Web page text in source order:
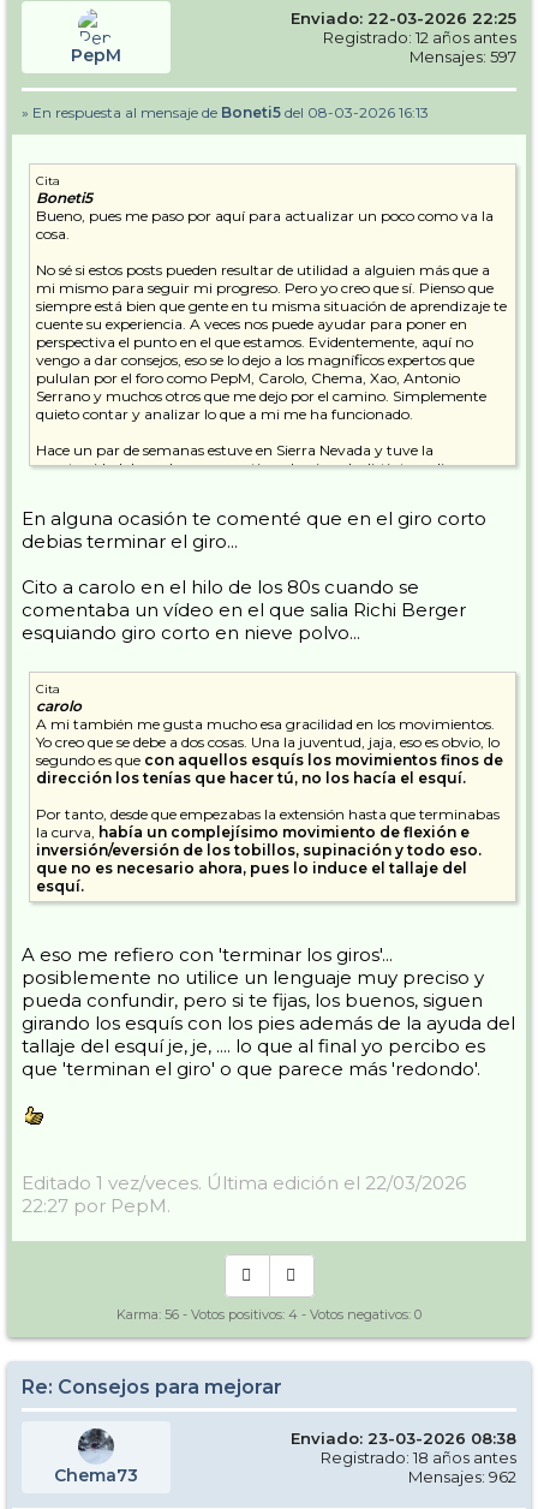
cadencia de giro más elevada y las transiciones más cortas, tengo
menos tiempo para pensar tanto antes del giro como durante.
En el giro: he de seguir trabajando la independencia de piernas.
Aunque he conseguido un mejor y mayor apoyo sobre el exterior,
me sigue costando acortar el interior y tener una mayor angulación
Y finalmente, ¿Qué es lo que más me ha ayudado a mejorar?
Sin duda, los consejos recibidos en este foro tras publicar vídeos sobre
mi forma de esquiar. Pongo de ejemplo aquellos consejos que creo
• Xao cuando me comentó lo de la flexión de tobillo.
• Carolo con la importancia de la coordinación de la clavada de
bastón para no hacerme rotar el hombro y perder la presión sobre el
exterior.
• Chema cuando me habló de la importancia de la independencia de
piernas, y que el hecho de llevar las piernas juntas no me impidiese
conseguirla.
• PepM cuando me habló sobre la gestión del interior, phantom
Estas cuatro cosas (entre muchas otras que he leído y preguntado
duda, me lo paso mucho mejor y tengo un mayor control sobre lo
que hago. Así que gracias por los consejos recibidos, y por mi parte, a
seguir practicando.
PepM
Enviado: 22-03-2026 22:25
Registrado: 12 años antes
Mensajes: 597
» En respuesta al mensaje de Boneti5 del 08-03-2026 16:13
Cita
Boneti5
Bueno, pues me paso por aquí para actualizar un poco como va la
cosa.
No sé si estos posts pueden resultar de utilidad a alguien más que a
mi mismo para seguir mi progreso. Pero yo creo que sí. Pienso que
siempre está bien que gente en tu misma situación de aprendizaje te
cuente su experiencia. A veces nos puede ayudar para poner en
perspectiva el punto en el que estamos. Evidentemente, aquí no
vengo a dar consejos, eso se lo dejo a los magníficos expertos que
pululan por el foro como PepM, Carolo, Chema, Xao, Antonio
Serrano y muchos otros que me dejo por el camino. Simplemente
quieto contar y analizar lo que a mi me ha funcionado.
Hace un par de semanas estuve en Sierra Nevada y tuve la
oportunidad de grabarme practicando giros de distinto radio.
ambos pares de videos y ver que ha cambiado.
Los dos primeros son los siguientes, donde el radio de giro es más
El de Marzo del 24 (primer vídeo) fue grabado en la pista roja Tubo
Pandereta (zona parador). Aunque el Tubo del Veleta tiene más
pendiente, la calidad de la nieve era mejor y creo que puede servir
para comparar (en cualquier caso, trataré de grabarme este abril en
Los otros dos vídeos, donde el radio de giro es más grande, son estos:
En alguna ocasión te comenté que en el giro corto
debias terminar el giro...
Cito a carolo en el hilo de los 80s cuando se
comentaba un vídeo en el que salia Richi Berger
esquiando giro corto en nieve polvo...
Cita
carolo
A mi también me gusta mucho esa gracilidad en los movimientos.
Yo creo que se debe a dos cosas. Una la juventud, jaja, eso es obvio, lo
segundo es que con aquellos esquís los movimientos finos de
dirección los tenías que hacer tú, no los hacía el esquí.
Por tanto, desde que empezabas la extensión hasta que terminabas
la curva, había un complejísimo movimiento de flexión e
inversión/eversión de los tobillos, supinación y todo eso.
que no es necesario ahora, pues lo induce el tallaje del
esquí.
A eso me refiero con 'terminar los giros'...
posiblemente no utilice un lenguaje muy preciso y
pueda confundir, pero si te fijas, los buenos, siguen
girando los esquís con los pies además de la ayuda del
tallaje del esquí je, je, .... lo que al final yo percibo es
que 'terminan el giro' o que parece más 'redondo'.
Editado 1 vez/veces. Última edición el 22/03/2026
22:27 por PepM.
Karma: 56 - Votos positivos: 4 - Votos negativos: 0
Re: Consejos para mejorar
Chema73
Enviado: 23-03-2026 08:38
Registrado: 18 años antes
Mensajes: 962